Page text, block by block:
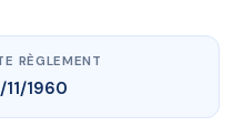
RÈGLEMENT
11/1960